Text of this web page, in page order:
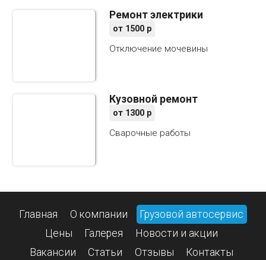
Ремонт электрики
от 1500р
Отключение мочевины
Кузовной ремонт
от 1300р
Сварочные работы
Главная О компании
Грузовой автосервис
Цены
Галерея
Новости и акции
Вакансии
Статьи Отзывы
Контакты